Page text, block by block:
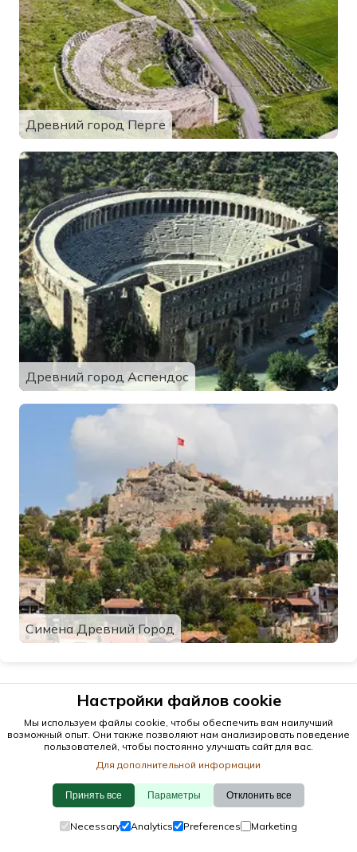
Древний город Перге
Древний город Аспендос
Симена Древний Город
Настройки файлов cookie
Мы используем файлы cookie, чтобы обеспечить вам наилучший
возможный опыт. Они также позволяют нам анализировать поведение
пользователей, чтобы постоянно улучшать сайт для вас.
Для дополнительной информации
Принять все Параметры Отклонить все
Necessary Analytics Preferences Marketing
© 2026 antalya.tc